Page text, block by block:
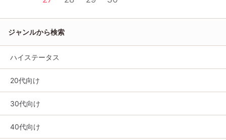
ジャンルから検索
ハイステータス
20代向け
30代向け
40代向け